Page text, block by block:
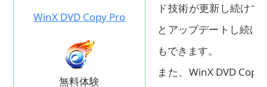
WinX DVD Copy Pro
無料体験
ド技術が更新し続け
とアップデートし続け
もできます。
また、WinX DVD